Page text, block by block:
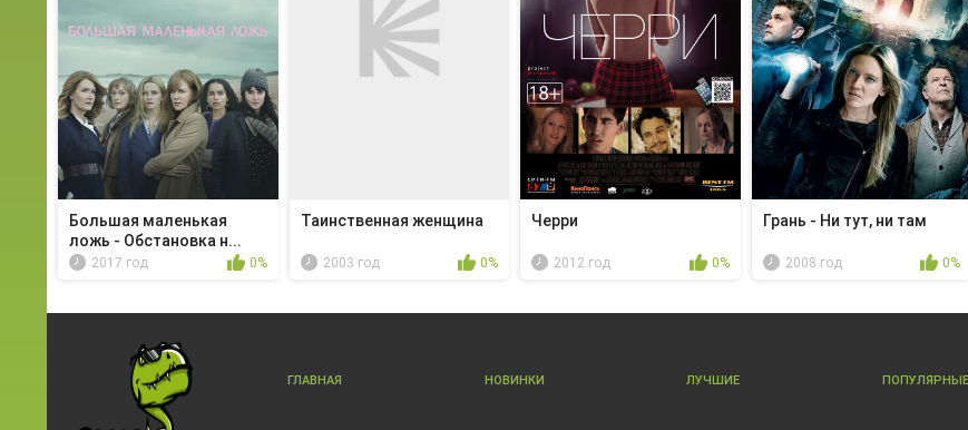
Большая маленькая
ложь - Обстановка н...
2017 год 0%
Таинственная женщина
2003 год 0%
Черри
2012 год 0%
Грань - Ни тут, ни там
2008 год 0%
ГЛАВНАЯ НОВИНКИ ЛУЧШИЕ ПОПУЛЯРНЫЕ